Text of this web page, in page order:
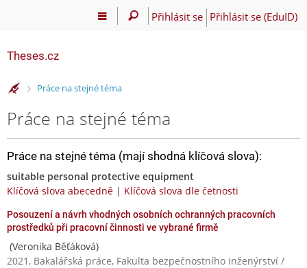
Přihlásit se Přihlásit se (EduID)
Theses.cz
>Práce na stejné téma
Práce na stejné téma
Práce na stejné téma (mají shodná klíčová slova):
suitable personal protective equipment
Klíčová slova abecedně | Klíčová slova dle četnosti
Posouzení a návrh vhodných osobních ochranných pracovních
prostředků při pracovní činnosti ve vybrané firmě
(Veronika Běťáková)
2021, Bakalářská práce, Fakulta bezpečnostního inženýrství /